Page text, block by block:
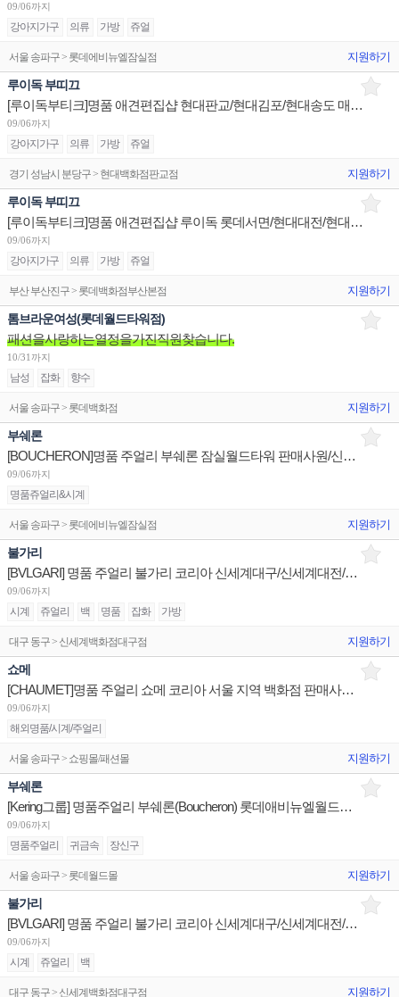
09/06까지
강아지가구 의류 가방 쥬얼
서울 송파구 > 롯데에비뉴엘잠실점 지원하기
루이독 부띠끄
[루이독부티크]명품 애견편집샵 현대판교/현대김포/현대송도 매니저/시니어/주니어 채용
09/06까지
강아지가구 의류 가방 쥬얼
경기 성남시 분당구 > 현대백화점판교점 지원하기
루이독 부띠끄
[루이독부티크]명품 애견편집샵 루이독 롯데서면/현대대전/현대부산점 매니저/시니어/주니어 채용
09/06까지
강아지가구 의류 가방 쥬얼
부산 부산진구 > 롯데백화점부산본점 지원하기
톰브라운여성(롯데월드타워점)
패션을사랑하는열정을가진직원찾습니다.
10/31까지
남성 잡화 향수
서울 송파구 > 롯데백화점 지원하기
부쉐론
[BOUCHERON]명품 주얼리 부쉐론 잠실월드타워 판매사원/신세계센텀 점장/신세계대전 Admin 채용
09/06까지
명품쥬얼리&시계
서울 송파구 > 롯데에비뉴엘잠실점 지원하기
불가리
[BVLGARI] 명품 주얼리 불가리 코리아 신세계대구/신세계대전/롯데광주 슈퍼바이저/판매사원 채용
09/06까지
시계 쥬얼리 백 명품 잡화 가방
대구 동구 > 신세계백화점대구점 지원하기
쇼메
[CHAUMET]명품 주얼리 쇼메 코리아 서울 지역 백화점 판매사원 채용
09/06까지
해외명품/시계/주얼리
서울 송파구 > 쇼핑몰/패션몰 지원하기
부쉐론
[Kering그룹] 명품주얼리 부쉐론(Boucheron) 롯데애비뉴엘월드타워/판매사원 신세계센텀/점장 채용
09/06까지
명품주얼리 귀금속 장신구
서울 송파구 > 롯데월드몰 지원하기
불가리
[BVLGARI] 명품 주얼리 불가리 코리아 신세계대구/신세계대전/롯데광주 판매사원 채용
09/06까지
시계 쥬얼리 백
대구 동구 > 신세계백화점대구점 지원하기